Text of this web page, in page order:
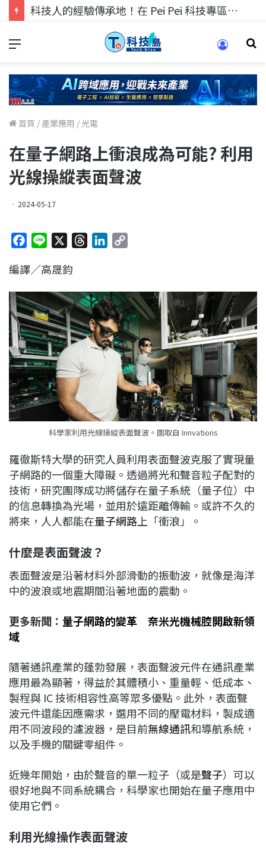
科技人的經驗傳承地！在 Pei Pei 科技專區，與學弟妹交流最硬核的技術
首頁 / 產業應用 / 光電
在量子網路上衝浪成為可能? 利用
光線操縱表面聲波
2024-05-17
c
b
o
o
k
n
a
d
s
e
d
I
n
L
i
n
k
編譯／高晟鈞
科學家利用光線操縱表面聲波。圖取自 Innvations
羅徹斯特大學的研究人員利用表面聲波克服了實現量
子網路的一個重大障礙。透過將光和聲音粒子配對的
技術，研究團隊成功將儲存在量子系統（量子位）中
的信息轉換為光場，並用於遠距離傳輸。或許不久的
將來，人人都能在量子網路上「衝浪」。
什麼是表面聲波？
表面聲波是沿著材料外部滑動的振動波，就像是海洋
中的波浪或地震期間沿著地面的震動。
更多新聞： 量子網路的變革 奈米光機械腔開啟新領
域
隨著通訊產業的蓬勃發展，表面聲波元件在通訊產業
應用最為顯著，得益於其體積小、重量輕、低成本、
製程與 IC 技術相容性高等眾多優點。此外，表面聲
波元件還能因應需求，選用不同的壓電材料，製成適
用不同波段的濾波器，是目前無線通訊和導航系統，
以及手機的關鍵零組件。
近幾年開始，由於聲音的單一粒子（或是聲子）可以
很好地與不同系統耦合，科學家也開始在量子應用中
使用它們。
利用光線操作表面聲波